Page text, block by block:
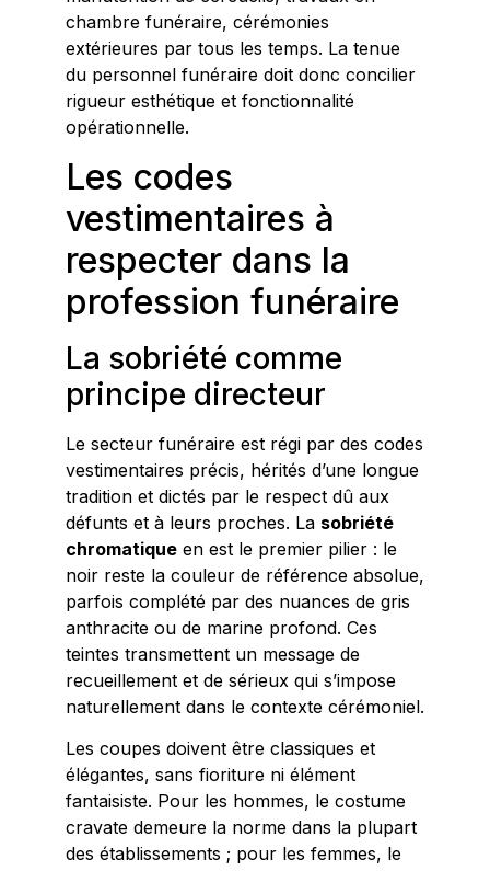
chambre funéraire, cérémonies
extérieures par tous les temps. La tenue
du personnel funéraire doit donc concilier
rigueur esthétique et fonctionnalité
opérationnelle.
Les codes
vestimentaires à
respecter dans la
profession funéraire
La sobriété comme
principe directeur
Le secteur funéraire est régi par des codes
vestimentaires précis, hérités d’une longue
tradition et dictés par le respect dû aux
défunts et à leurs proches. La sobriété
chromatique en est le premier pilier : le
noir reste la couleur de référence absolue,
parfois complété par des nuances de gris
anthracite ou de marine profond. Ces
teintes transmettent un message de
recueillement et de sérieux qui s’impose
naturellement dans le contexte cérémoniel.
Les coupes doivent être classiques et
élégantes, sans fioriture ni élément
fantaisiste. Pour les hommes, le costume
cravate demeure la norme dans la plupart
des établissements ; pour les femmes, le